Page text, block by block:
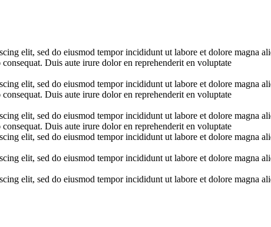
elit, sed do eiusmod tempor incididunt ut labore et dolore magna
Duis aute irure dolor en reprehenderit en voluptate
elit, sed do eiusmod tempor incididunt ut labore et dolore magna
Duis aute irure dolor en reprehenderit en voluptate
elit, sed do eiusmod tempor incididunt ut labore et dolore magna
Duis aute irure dolor en reprehenderit en voluptate
elit, sed do eiusmod tempor incididunt ut labore et dolore magna
elit, sed do eiusmod tempor incididunt ut labore et dolore magna
elit, sed do eiusmod tempor incididunt ut labore et dolore magna